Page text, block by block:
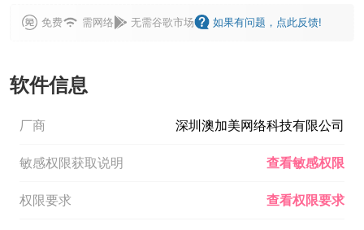
免费 需网络 无需谷歌市场 如果有问题，点此反馈!
软件信息
厂商 深圳澳加美网络科技有限公司
敏感权限获取说明 查看敏感权限
权限要求 查看权限要求